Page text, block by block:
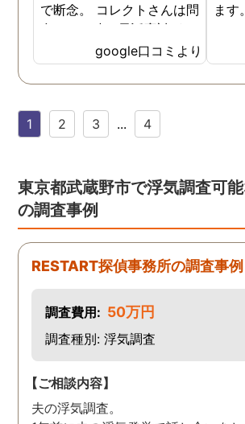
で断念。 コレクトさんは問
合せした時の電話応対がと
ても誠実な感じが伝わって
きたので3社目で伺いまし
た。 各社特徴はありました
得できたので試しにたのん
法的証拠を集める内容でし
たが成果はだしてくれまし
たね。 終始気持ちの良い取
引ができる探偵社さんでし
た。
google口コミより
ます
様
様子
の時
1 2 3 ... 4
東京都武蔵野市で浮気調査可
の調査事例
RESTART探偵事務所の調査事例
調査費用: 50万円
調査種別: 浮気調査
【ご相談内容】
夫の浮気調査。